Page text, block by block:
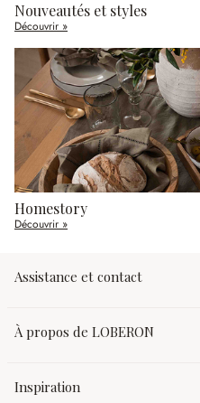
Nouveautés et styles
Découvrir »
Homestory
Découvrir »
Assistance et contact
À propos de LOBERON
Inspiration